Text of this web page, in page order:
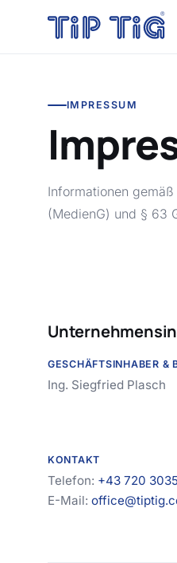
IMPRESSUM
Informationen
(MedienG) und § 63
GESCHÄFTSINHABER &
Ing. Siegfried Plasch
KONTAKT
Telefon: +43 720
E-Mail: